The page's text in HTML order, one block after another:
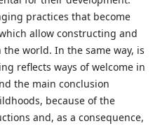
practices that become
allow constructing and
world. In the same way, is
reflects ways of welcome in
the main conclusion
because of the
and, as a consequence,